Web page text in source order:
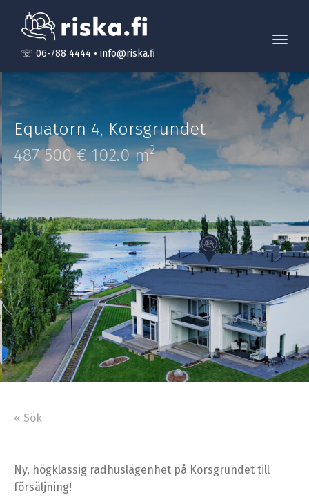
☏ 06-788 4444 • info@riska.fi
Equatorn 4, Korsgrundet
487 500 € 102.0 m2
« Sök
Ny, högklassig radhuslägenhet på Korsgrundet till
försäljning!